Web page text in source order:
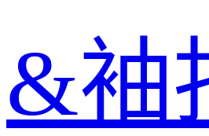
&袖